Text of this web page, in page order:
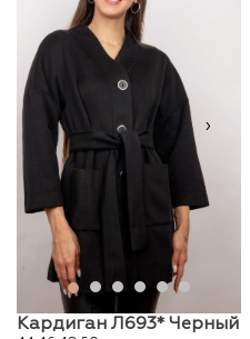
‹ ›
Кардиган Л693* Черный